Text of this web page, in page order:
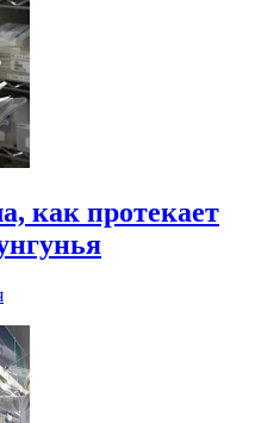
как протекает